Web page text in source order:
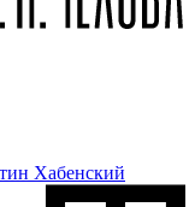
Хабенский